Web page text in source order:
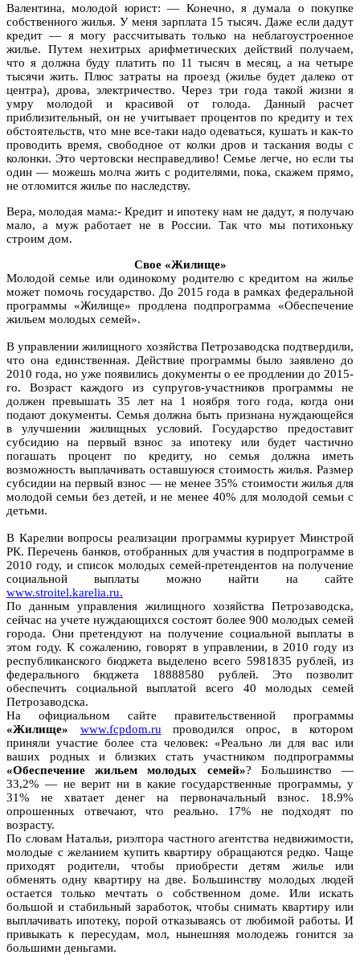
Валентина, молодой юрист: — Конечно, я думала о покупке
собственного жилья. У меня зарплата 15 тысяч. Даже если дадут
кредит — я могу рассчитывать только на неблагоустроенное
жилье. Путем нехитрых арифметических действий получаем,
что я должна буду платить по 11 тысяч в месяц, а на четыре
тысячи жить. Плюс затраты на проезд (жилье будет далеко от
центра), дрова, электричество. Через три года такой жизни я
умру молодой и красивой от голода. Данный расчет
приблизительный, он не учитывает процентов по кредиту и тех
обстоятельств, что мне все-таки надо одеваться, кушать и как-то
проводить время, свободное от колки дров и таскания воды с
колонки. Это чертовски несправедливо! Семье легче, но если ты
один — можешь молча жить с родителями, пока, скажем прямо,
не отломится жилье по наследству.
Вера, молодая мама:- Кредит и ипотеку нам не дадут, я получаю
мало, а муж работает не в России. Так что мы потихоньку
строим дом.
Свое «Жилище»
Молодой семье или одинокому родителю с кредитом на жилье
может помочь государство. До 2015 года в рамках федеральной
программы «Жилище» продлена подпрограмма «Обеспечение
жильем молодых семей».
В управлении жилищного хозяйства Петрозаводска подтвердили,
что она единственная. Действие программы было заявлено до
2010 года, но уже появились документы о ее продлении до 2015-
го. Возраст каждого из супругов-участников программы не
должен превышать 35 лет на 1 ноября того года, когда они
подают документы. Семья должна быть признана нуждающейся
в улучшении жилищных условий. Государство предоставит
субсидию на первый взнос за ипотеку или будет частично
погашать процент по кредиту, но семья должна иметь
возможность выплачивать оставшуюся стоимость жилья. Размер
субсидии на первый взнос — не менее 35% стоимости жилья для
молодой семьи без детей, и не менее 40% для молодой семьи с
детьми.
В Карелии вопросы реализации программы курирует Минстрой
РК. Перечень банков, отобранных для участия в подпрограмме в
2010 году, и список молодых семей-претендентов на получение
социальной выплаты можно найти на сайте
www.stroitel.karelia.ru.
По данным управления жилищного хозяйства Петрозаводска,
сейчас на учете нуждающихся состоят более 900 молодых семей
города. Они претендуют на получение социальной выплаты в
этом году. К сожалению, говорят в управлении, в 2010 году из
республиканского бюджета выделено всего 5981835 рублей, из
федерального бюджета 18888580 рублей. Это позволит
обеспечить социальной выплатой всего 40 молодых семей
Петрозаводска.
На официальном сайте правительственной программы
«Жилище»
www.fcpdom.ru проводился опрос, в котором
приняли участие более ста человек: «Реально ли для вас или
ваших родных и близких стать участником подпрограммы
«Обеспечение жильем молодых семей»? Большинство —
33,2% — не верит ни в какие государственные программы, у
31% не хватает денег на первоначальный взнос. 18.9%
опрошенных отвечают, что реально. 17% не подходят по
возрасту.
По словам Натальи, риэлтора частного агентства недвижимости,
молодые с желанием купить квартиру обращаются редко. Чаще
приходят родители, чтобы приобрести детям жилье или
обменять одну квартиру на две. Большинству молодых людей
остается только мечтать о собственном доме. Или искать
большой и стабильный заработок, чтобы снимать квартиру или
выплачивать ипотеку, порой отказываясь от любимой работы. И
привыкать к пересудам, мол, нынешняя молодежь гонится за
большими деньгами.